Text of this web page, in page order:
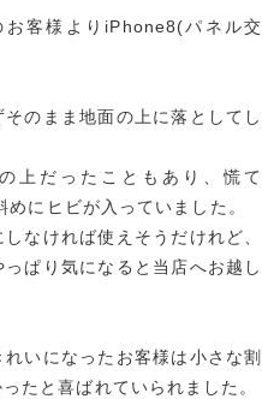
客様よりiPhone8(パネル交
のまま地面の上に落としてし
上だったこともあり、慌て
にヒビが入っていました。
なければ使えそうだけれど、
ぱり気になると当店へお越し
いになったお客様は小さな割
たと喜ばれていられました。